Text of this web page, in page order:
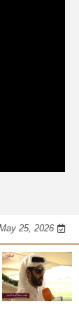
لقاء مع
بالسيف
25, 2026